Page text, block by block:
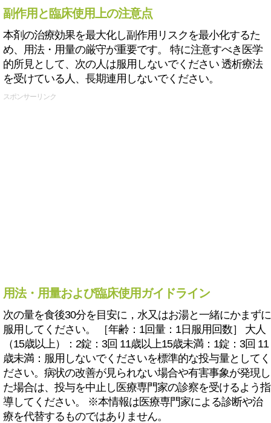
副作用と臨床使用上の注意点
本剤の治療効果を最大化し副作用リスクを最小化するた
め、用法・用量の厳守が重要です。 特に注意すべき医学
的所見として、次の人は服用しないでください 透析療法
を受けている人、長期連用しないでください。
スポンサーリンク
用法・用量および臨床使用ガイドライン
次の量を食後30分を目安に，水又はお湯と一緒にかまずに
服用してください。 ［年齢：1回量：1日服用回数］ 大人
（15歳以上）：2錠：3回 11歳以上15歳未満：1錠：3回 11
歳未満：服用しないでくださいを標準的な投与量としてく
ださい。病状の改善が見られない場合や有害事象が発現し
た場合は、投与を中止し医療専門家の診察を受けるよう指
導してください。 ※本情報は医療専門家による診断や治
療を代替するものではありません。